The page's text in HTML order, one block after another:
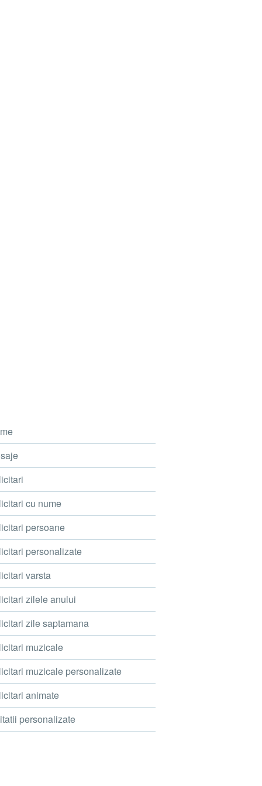
cu nume
persoane
personalizate
varsta
zilele anului
zile saptamana
muzicale
muzicale personalizate
animate
personalizate